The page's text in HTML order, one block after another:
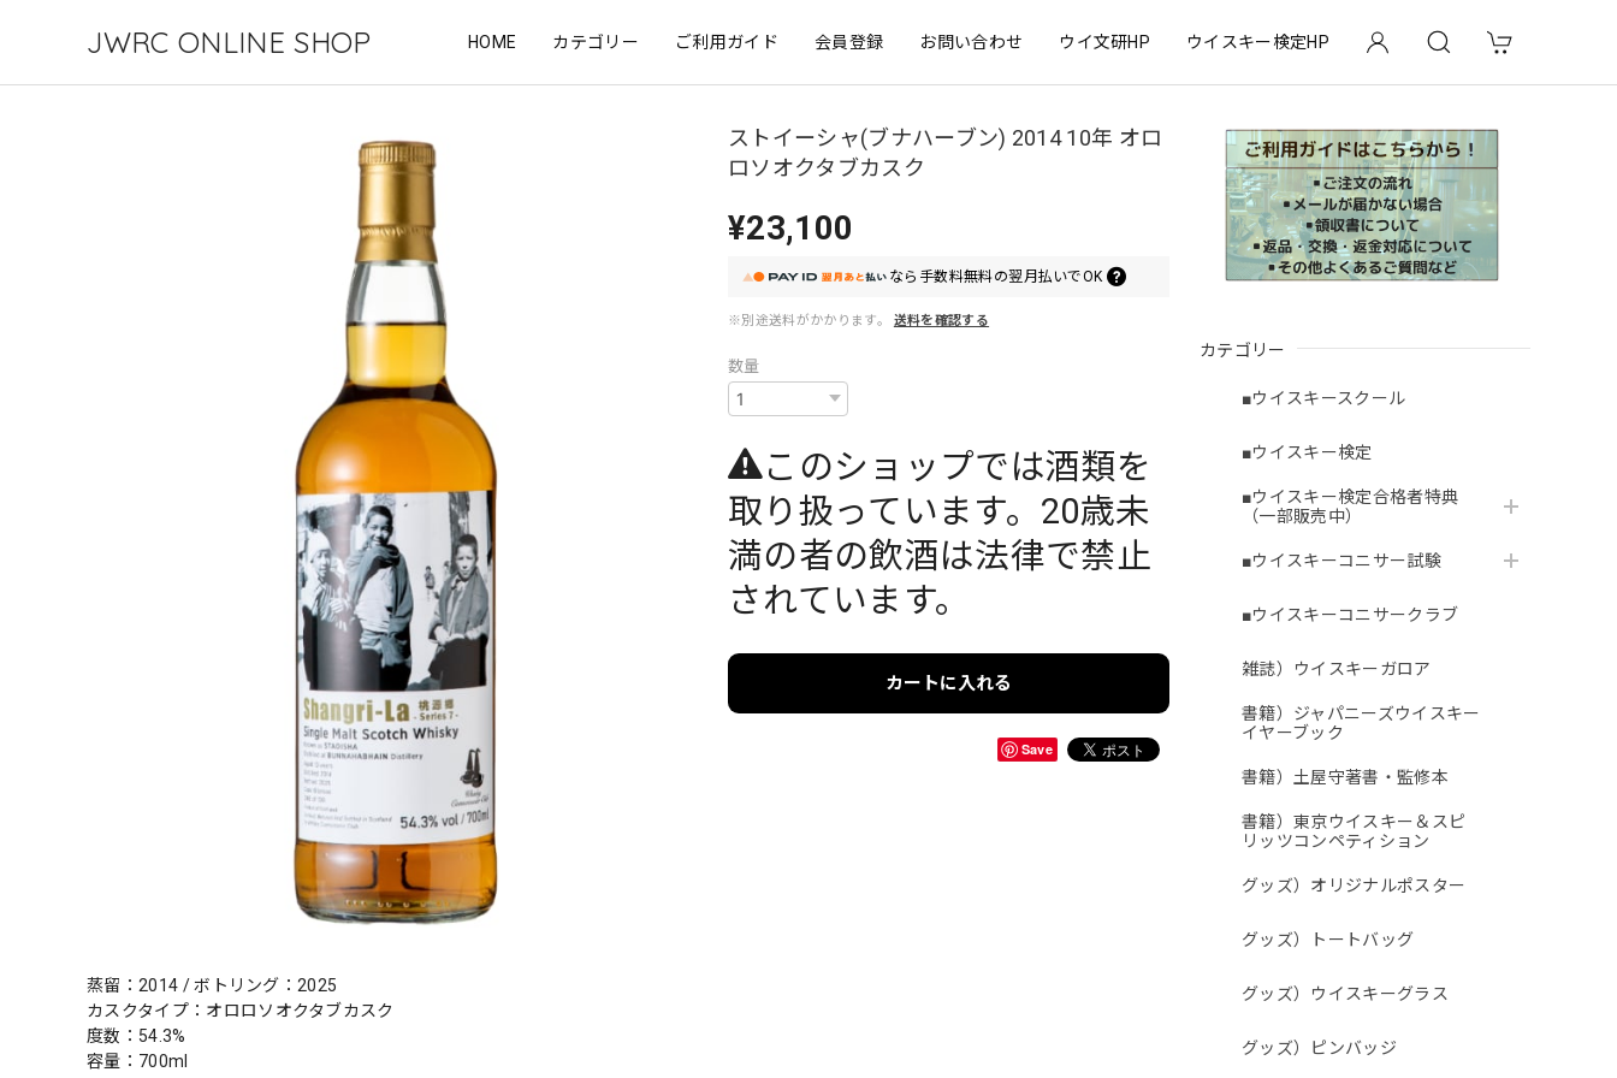
JWRC ONLINE SHOP HOME カテゴリー ご利用ガイド 会員登録 お問い合わせ ウイ文研HP ウイスキー検定HP
カテゴリー
■ウイスキースクール
■ウイスキー検定
■ウイスキー検定合格者特典
（一部販売中）
■ウイスキーコニサー試験
■ウイスキーコニサークラブ
雑誌）ウイスキーガロア
書籍）ジャパニーズウイスキー
イヤーブック
書籍）土屋守著書・監修本
書籍）東京ウイスキー＆スピ
リッツコンペティション
グッズ）オリジナルポスター
グッズ）トートバッグ
グッズ）ウイスキーグラス
グッズ）ピンバッジ
ストイーシャ(ブナハーブン) 2014 10年 オロ
ロソオクタブカスク
¥23,100
なら 手数料無料の翌月払いでOK
※別途送料がかかります。 送料を確認する
数量
このショップでは酒類を
取り扱っています。20歳未
満の者の飲酒は法律で禁止
されています。
カートに入れる
Save
蒸留：2014 / ボトリング：2025
カスクタイプ：オロロソオクタブカスク
度数：54.3%
容量：700ml